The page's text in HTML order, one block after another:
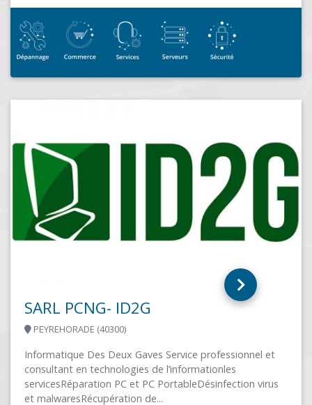
SAINT HILAIRE DE RIEZ (85270)
ADM INFORMATIQUE 85 INFORMATIQUE, RÉSEAU,
MOBILITÉ pour les professionnels et les particuliers
ABAKUP
BAULE (45130)